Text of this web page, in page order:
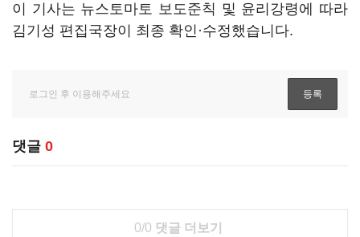
이 기사는 뉴스토마토 보도준칙 및 윤리강령에 따라
김기성 편집국장이 최종 확인·수정했습니다.
댓글 0
0/0 댓글 더보기